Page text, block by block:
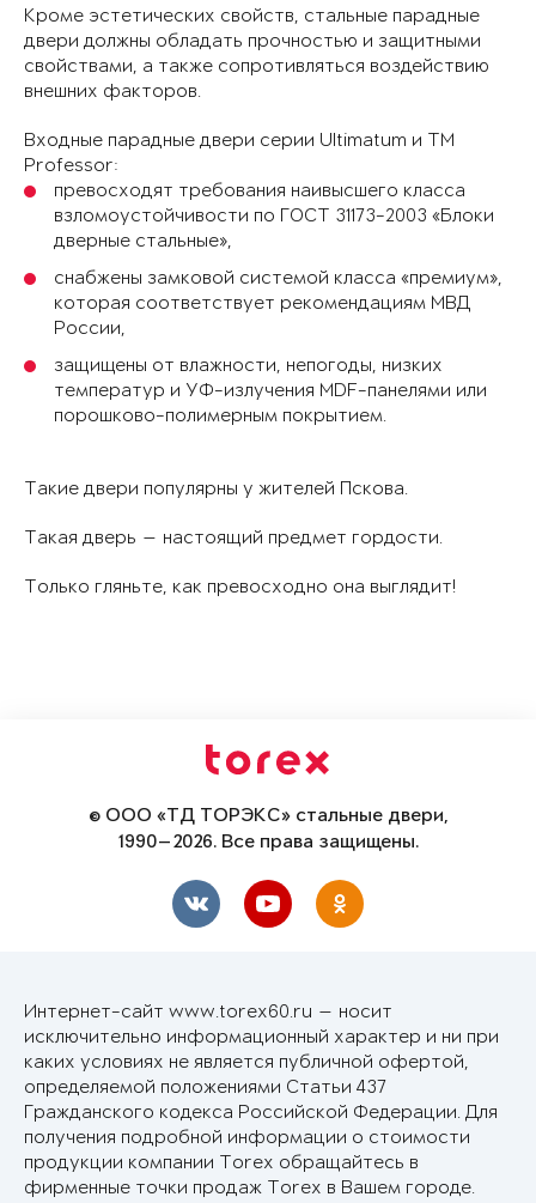
Кроме эстетических свойств, стальные парадные
двери должны обладать прочностью и защитными
свойствами, а также сопротивляться воздействию
внешних факторов.
Входные парадные двери серии Ultimatum и ТМ
Professor:
превосходят требования наивысшего класса
взломоустойчивости по ГОСТ 31173-2003 «Блоки
дверные стальные»,
снабжены замковой системой класса «премиум»,
которая соответствует рекомендациям МВД
России,
защищены от влажности, непогоды, низких
температур и УФ-излучения MDF-панелями или
порошково-полимерным покрытием.
Такие двери популярны у жителей Пскова.
Такая дверь — настоящий предмет гордости.
Только гляньте, как превосходно она выглядит!
© ООО «ТД ТОРЭКС» стальные двери,
1990—2026. Все права защищены.
Интернет-сайт www.torex60.ru — носит
исключительно информационный характер и ни при
каких условиях не является публичной офертой,
определяемой положениями Статьи 437
Гражданского кодекса Российской Федерации. Для
получения подробной информации о стоимости
продукции компании Torex обращайтесь в
фирменные точки продаж Torex в Вашем городе.